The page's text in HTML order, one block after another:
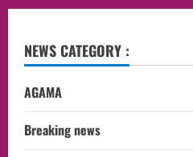
NEWS CATEGORY :
AGAMA
Breaking news